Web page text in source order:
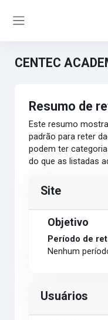
CENTEC
Resumo de
Este resumo
padrão para reter
podem ter
do que as listadas
Site
Objetivo
Período de
Nenhum
Usuários